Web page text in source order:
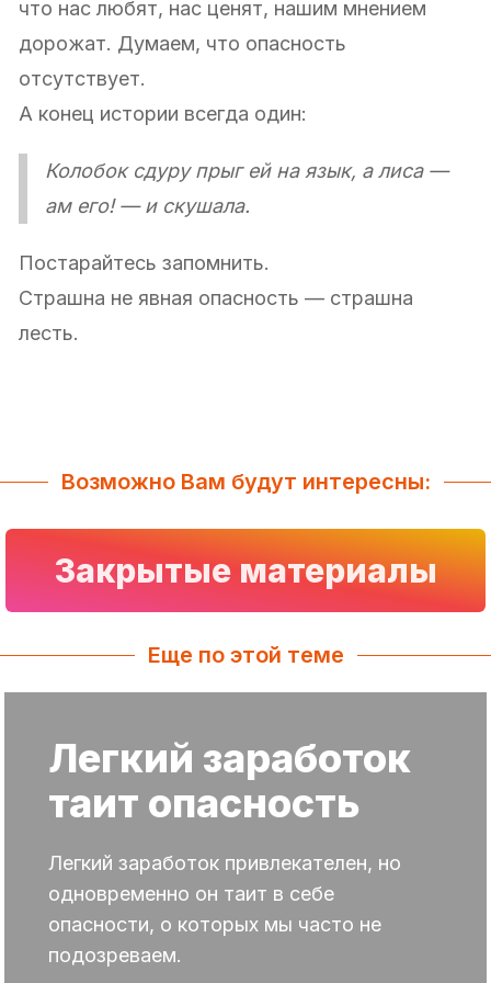
что нас любят, нас ценят, нашим мнением
дорожат. Думаем, что опасность
отсутствует.
А конец истории всегда один:
Колобок сдуру прыг ей на язык, а лиса —
ам его! — и скушала.
Постарайтесь запомнить.
Страшна не явная опасность — страшна
лесть.
Возможно Вам будут интересны:
Закрытые материалы
Еще по этой теме
Легкий заработок
таит опасность
Легкий заработок привлекателен, но
одновременно он таит в себе
опасности, о которых мы часто не
подозреваем.